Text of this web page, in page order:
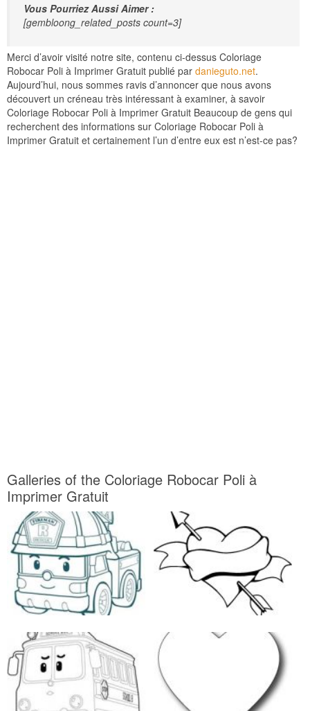
Vous Pourriez Aussi Aimer :
[gembloong_related_posts count=3]
Merci d’avoir visité notre site, contenu ci-dessus Coloriage
Robocar Poli à Imprimer Gratuit publié par danieguto.net.
Aujourd’hui, nous sommes ravis d’annoncer que nous avons
découvert un créneau très intéressant à examiner, à savoir
Coloriage Robocar Poli à Imprimer Gratuit Beaucoup de gens qui
recherchent des informations sur Coloriage Robocar Poli à
Imprimer Gratuit et certainement l’un d’entre eux est n’est-ce pas?
Galleries of the Coloriage Robocar Poli à
Imprimer Gratuit